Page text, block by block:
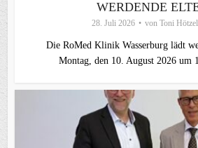
WERDENDE
28. Juli 2026 von Toni
Die RoMed Klinik Wasserburg lädt
Montag, den 10. August 2026 um